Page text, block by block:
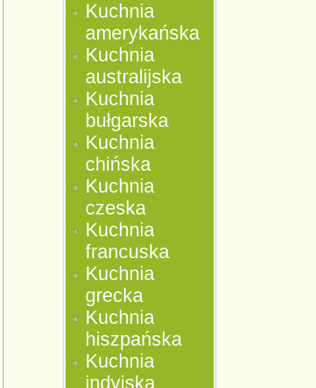
Kuchnia
amerykańska
Kuchnia
australijska
Kuchnia
bułgarska
Kuchnia
chińska
Kuchnia
czeska
Kuchnia
francuska
Kuchnia
grecka
Kuchnia
hiszpańska
Kuchnia
indyjska